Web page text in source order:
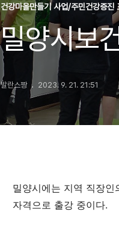
건강마을만들기 사업/주민건강증진
밀양시보
발란스짱 2023. 9. 21. 21:51
밀양시에는 지역 직장
자격으로 출강 중이다.